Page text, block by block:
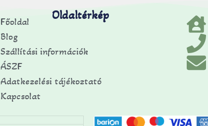
Oldaltérkép
Főoldal
Blog
Szállítási információk
ÁSZF
Adatkezelési tájékoztató
Kapcsolat